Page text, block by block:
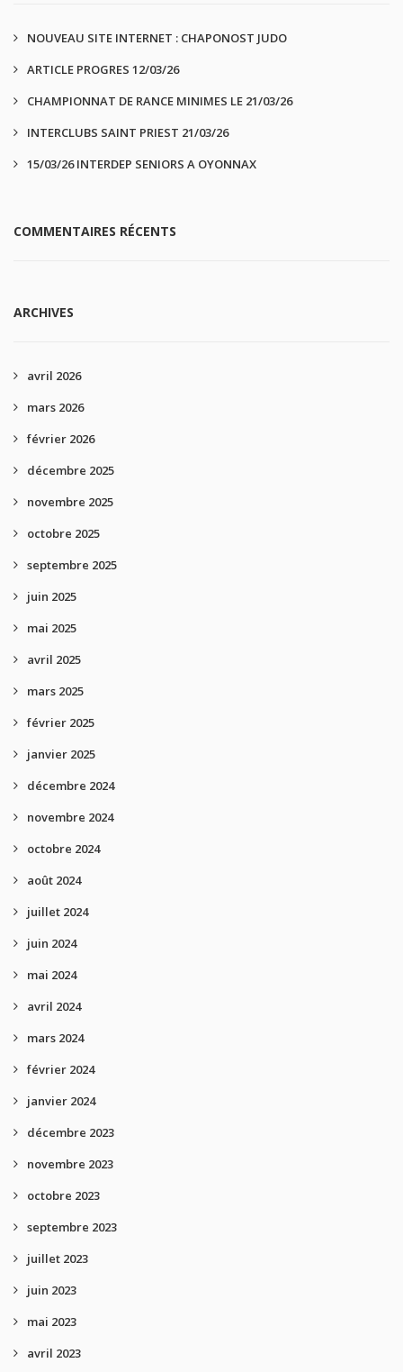
NOUVEAU SITE INTERNET : CHAPONOST JUDO
ARTICLE PROGRES 12/03/26
CHAMPIONNAT DE RANCE MINIMES LE 21/03/26
INTERCLUBS SAINT PRIEST 21/03/26
15/03/26 INTERDEP SENIORS A OYONNAX
COMMENTAIRES RÉCENTS
ARCHIVES
avril 2026
mars 2026
février 2026
décembre 2025
novembre 2025
octobre 2025
septembre 2025
juin 2025
mai 2025
avril 2025
mars 2025
février 2025
janvier 2025
décembre 2024
novembre 2024
octobre 2024
août 2024
juillet 2024
juin 2024
mai 2024
avril 2024
mars 2024
février 2024
janvier 2024
décembre 2023
novembre 2023
octobre 2023
septembre 2023
juillet 2023
juin 2023
mai 2023
avril 2023